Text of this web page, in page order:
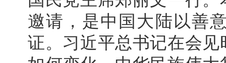
邀请，是中国大陆以善
证。习近平总书记在会